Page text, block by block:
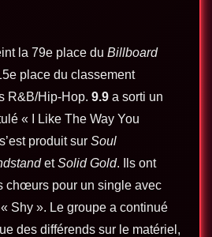
la 79e place du Billboard
place du classement
R&B/Hip-Hop. 9.9 a sorti un
« I Like The Way You
produit sur Soul
etSolid Gold. Ils ont
chœurs pour un single avec
Shy ». Le groupe a continué
des différends sur le matériel,